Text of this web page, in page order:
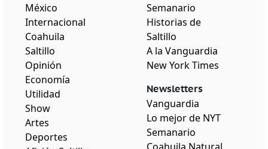
México
Internacional
Coahuila
Saltillo
Opinión
Economía
Utilidad
Show
Artes
Deportes
Semanario
Historias de
Saltillo
A la Vanguardia
New York Times
Newsletters
Vanguardia
Lo mejor de NYT
Semanario